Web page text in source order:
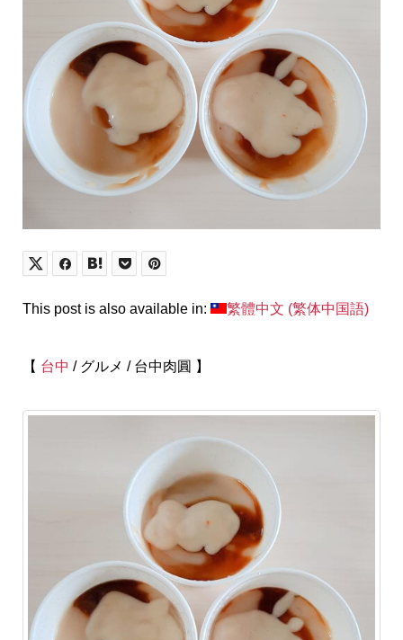
This post is also available in: 繁體中文 (繁体中国語)
【 台中 / グルメ / 台中肉圓 】